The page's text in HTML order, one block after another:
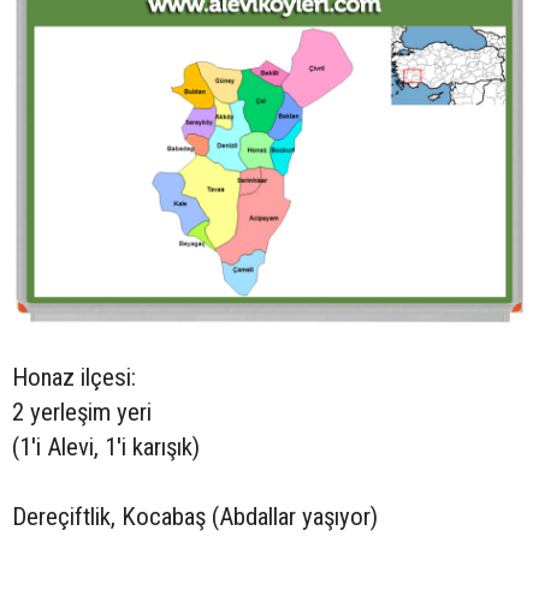
Honaz ilçesi:
2 yerleşim yeri
(1'i Alevi, 1'i karışık)
Dereçiftlik, Kocabaş (Abdallar yaşıyor)